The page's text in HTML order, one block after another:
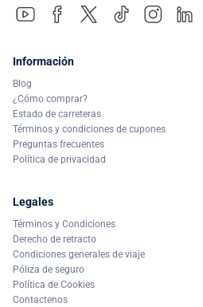
Información
Blog
¿Cómo comprar?
Estado de carreteras
Términos y condiciones de cupones
Preguntas frecuentes
Política de privacidad
Legales
Términos y Condiciones
Derecho de retracto
Condiciones generales de viaje
Póliza de seguro
Política de Cookies
Contactenos